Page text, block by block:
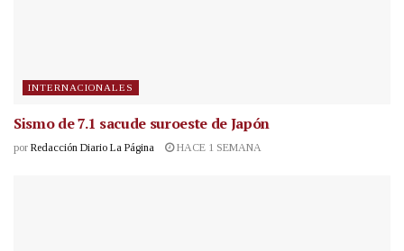
INTERNACIONALES
Sismo de 7.1 sacude suroeste de Japón
por Redacción Diario La Página HACE 1 SEMANA